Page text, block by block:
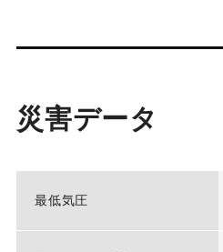
災害データ
最低気圧